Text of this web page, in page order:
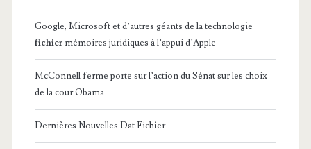
Google, Microsoft et d’autres géants de la technologie
fichier mémoires juridiques à l’appui d’Apple
McConnell ferme porte sur l’action du Sénat sur les choix
de la cour Obama
Dernières Nouvelles Dat Fichier